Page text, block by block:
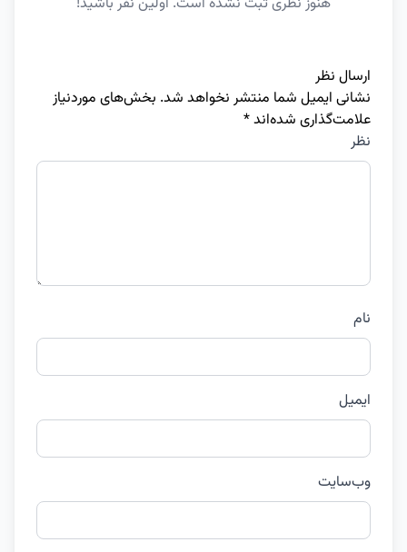
ارسال نظر
نشانی ایمیل شما منتشر نخواهد شد. بخش‌های موردنیاز
علامت‌گذاری شده‌اند*
نظر
نام
ایمیل
وب‌سایت